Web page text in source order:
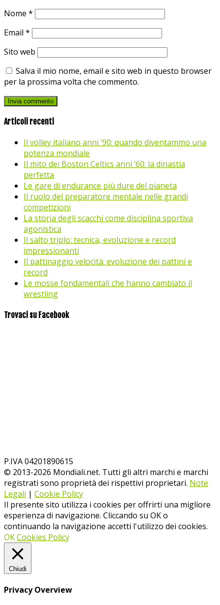
Nome *
Email *
Sito web
Salva il mio nome, email e sito web in questo browser
per la prossima volta che commento.
Articoli recenti
Il volley italiano anni ’90: quando diventammo una
potenza mondiale
Il mito dei Boston Celtics anni ’60: la dinastia
perfetta
Le gare di endurance più dure del pianeta
Il ruolo del preparatore mentale nelle grandi
competizioni
La storia degli scacchi come disciplina sportiva
agonistica
Il salto triplo: tecnica, evoluzione e record
impressionanti
Il pattinaggio velocità: evoluzione dei pattini e
record
Le mosse fondamentali che hanno cambiato il
wrestling
Trovaci su Facebook
P.IVA 04201890615
© 2013-2026 Mondiali.net. Tutti gli altri marchi e marchi
registrati sono proprietà dei rispettivi proprietari. Note
Legali | Cookie Policy
Il presente sito utilizza i cookies per offrirti una migliore
esperienza di navigazione. Cliccando su OK o
continuando la navigazione accetti l'utilizzo dei cookies.
OKCookies Policy
Chiudi
Privacy Overview